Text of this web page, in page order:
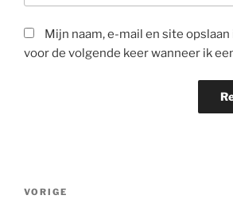
Mijn naam, e-mail en site
voor de volgende keer wanneer ik
Bericht
Vorig
VORIGE